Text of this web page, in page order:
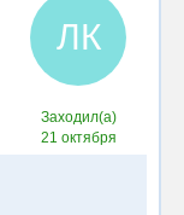
ЛК
Заходил(а)
21 октября